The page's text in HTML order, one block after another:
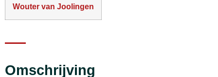
Wouter van Joolingen
Omschrijving